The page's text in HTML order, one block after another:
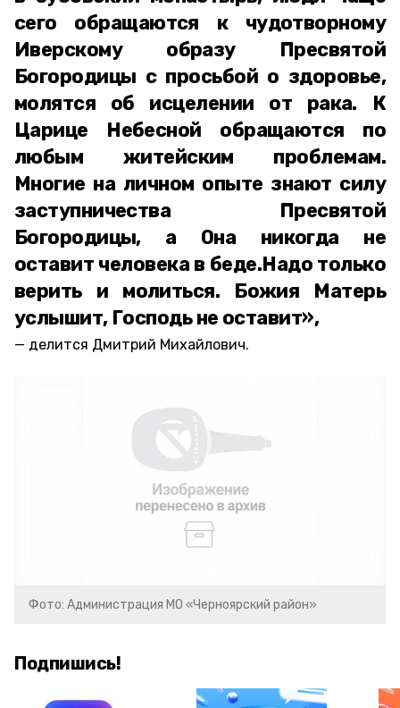
сего обращаются к чудотворному
Иверскому образу Пресвятой
Богородицы с просьбой о здоровье,
молятся об исцелении от рака. К
Царице Небесной обращаются по
любым житейским проблемам.
Многие на личном опыте знают силу
заступничества Пресвятой
Богородицы, а Она никогда не
оставит человека в беде.Надо только
верить и молиться. Божия Матерь
услышит, Господь не оставит»,
делится Дмитрий Михайлович.
Фото: Администрация МО «Черноярский район»
Подпишись!